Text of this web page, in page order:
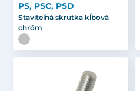
PS, PSC, PSD
Staviteľná skrutka kĺbová
chróm